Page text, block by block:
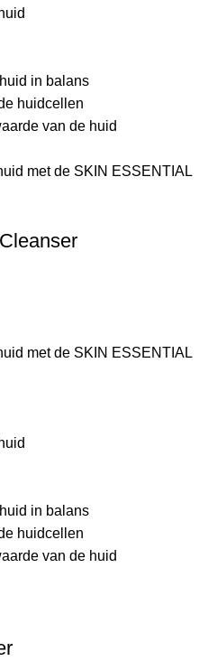
in balans
huidcellen
van de huid
met de SKIN ESSENTIAL
met de SKIN ESSENTIAL
in balans
huidcellen
van de huid